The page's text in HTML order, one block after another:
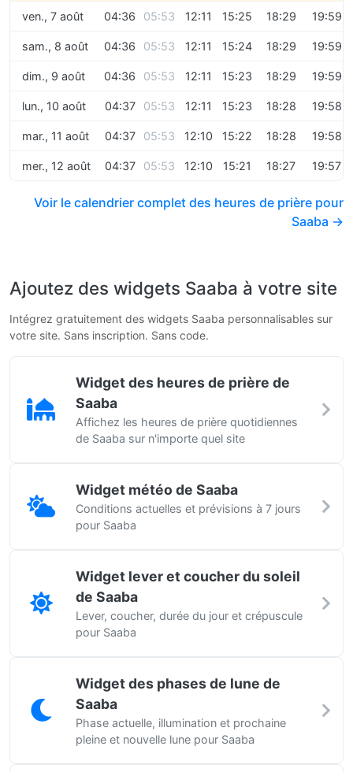
ven., 7 août 04:36 05:53 12:11 15:25 18:29 19:59
sam., 8 août 04:36 05:53 12:11 15:24 18:29 19:59
dim., 9 août 04:36 05:53 12:11 15:23 18:29 19:59
lun., 10 août 04:37 05:53 12:11 15:23 18:28 19:58
mar., 11 août 04:37 05:53 12:10 15:22 18:28 19:58
mer., 12 août 04:37 05:53 12:10 15:21 18:27 19:57
Voir le calendrier complet des heures de prière pour
Saaba →
Ajoutez des widgets Saaba à votre site
Intégrez gratuitement des widgets Saaba personnalisables sur
votre site. Sans inscription. Sans code.
Widget des heures de prière de
Saaba
Affichez les heures de prière quotidiennes
de Saaba sur n'importe quel site
Widget météo de Saaba
Conditions actuelles et prévisions à 7 jours
pour Saaba
Widget lever et coucher du soleil
de Saaba
Lever, coucher, durée du jour et crépuscule
pour Saaba
Widget des phases de lune de
Saaba
Phase actuelle, illumination et prochaine
pleine et nouvelle lune pour Saaba